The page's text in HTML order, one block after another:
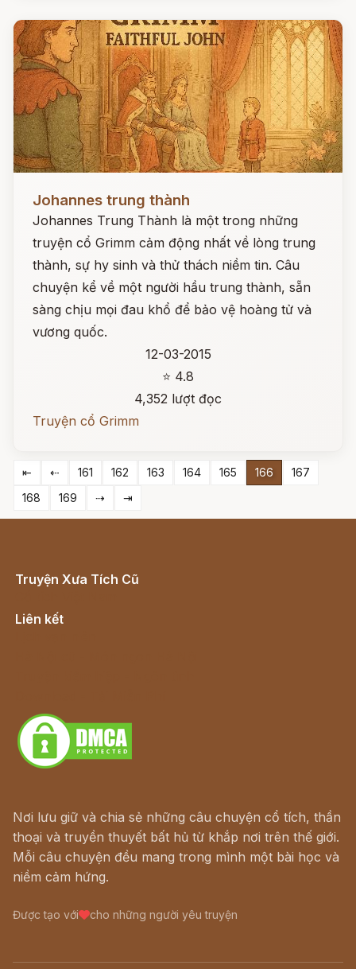
Johannes trung thành
Johannes Trung Thành là một trong những
truyện cổ Grimm cảm động nhất về lòng trung
thành, sự hy sinh và thử thách niềm tin. Câu
chuyện kể về một người hầu trung thành, sẵn
sàng chịu mọi đau khổ để bảo vệ hoàng tử và
vương quốc.
12-03-2015
⭐ 4.8
4,352 lượt đọc
Truyện cổ Grimm
⇤ ⇠ 161 162 163 164 165 166
167
168
169 ⇢ ⇥
Truyện Xưa Tích Cũ
Liên kết
Nơi lưu giữ và chia sẻ những câu chuyện cổ tích, thần
thoại và truyền thuyết bất hủ từ khắp nơi trên thế giới.
Mỗi câu chuyện đều mang trong mình một bài học và
niềm cảm hứng.
Được tạo với cho những người yêu truyện